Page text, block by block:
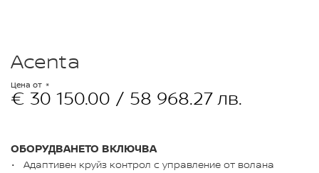
Acenta
Цена от
€ 30 150.00 / 58 968.27 лв.
ОБОРУДВАНЕТО ВКЛЮЧВА
Адаптивен круйз контрол с управление от волана